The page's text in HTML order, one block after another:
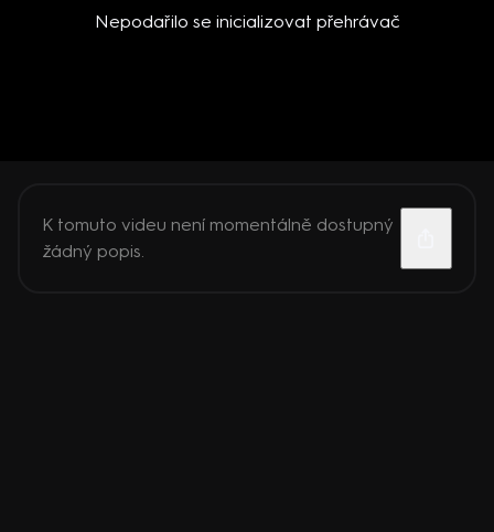
Nepodařilo se inicializovat přehrávač
K tomuto videu není momentálně dostupný
žádný popis.